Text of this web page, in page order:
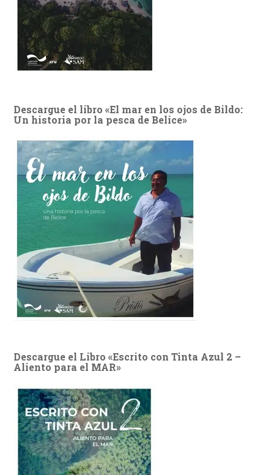
Descargue el libro «El mar en los ojos de Bildo:
Un historia por la pesca de Belice»
Descargue el Libro «Escrito con Tinta Azul 2 –
Aliento para el MAR»